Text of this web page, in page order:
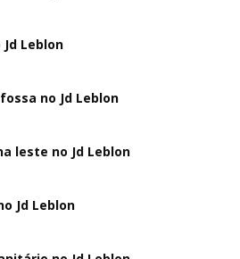
Leblon
no Jd Leblon
leste no Jd Leblon
Jd Leblon